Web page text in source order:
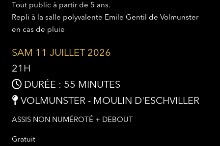
Tout public à partir de 5 ans.
Repli à la salle polyvalente Emile Gentil de Volmunster
en cas de pluie
SAM 11 JUILLET 2026
21H
DURÉE : 55 MINUTES
VOLMUNSTER - MOULIN D'ESCHVILLER
ASSIS NON NUMÉROTÉ + DEBOUT
Gratuit